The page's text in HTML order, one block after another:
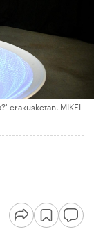
erakusketan. MIKEL